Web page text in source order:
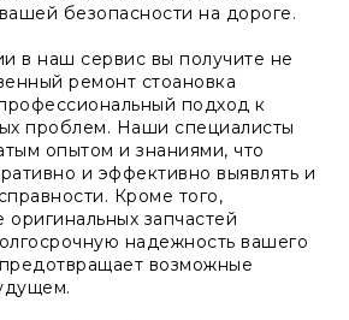
безопасности на дороге.
в наш сервис вы получите не
ремонт стоановка
подход к
проблем. Наши специалисты
опытом и знаниями, что
и эффективно выявлять и
Кроме того,
оригинальных запчастей
надежность вашего
возможные